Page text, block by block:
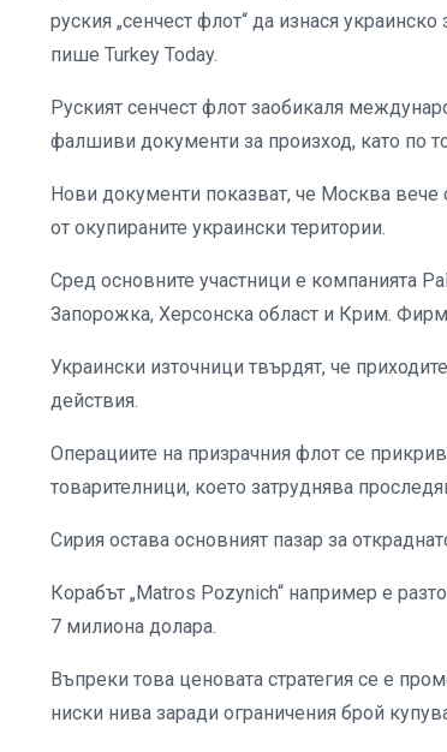
руския „сенчест флот“ да изнася
пише Turkey Today.
Руският сенчест флот заобикаля
фалшиви документи за произход, като по
Нови документи показват, че Москва вече
от окупираните украински територии.
Сред основните участници е компанията
Запорожка, Херсонска област и Крим.
Украински източници твърдят, че
действия.
Операциите на призрачния флот се
товарителници, което затруднява
Сирия остава основният пазар за
Корабът „Matros Pozynich“ например е
7 милиона долара.
Въпреки това ценовата стратегия се е
ниски нива заради ограничения брой